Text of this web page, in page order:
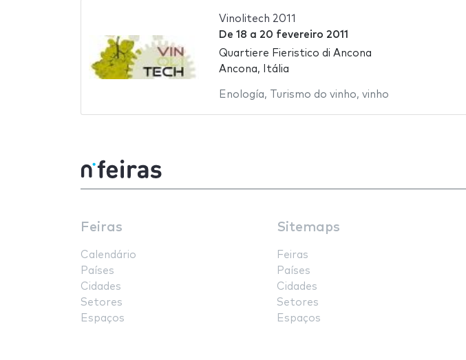
Vinolitech 2011
De 18 a 20 fevereiro 2011
Quartiere Fieristico di Ancona
Ancona, Itália
Enología, Turismo do vinho, vinho
Feiras
Calendário
Países
Cidades
Setores
Espaços
Sitemaps
Feiras
Países
Cidades
Setores
Espaços